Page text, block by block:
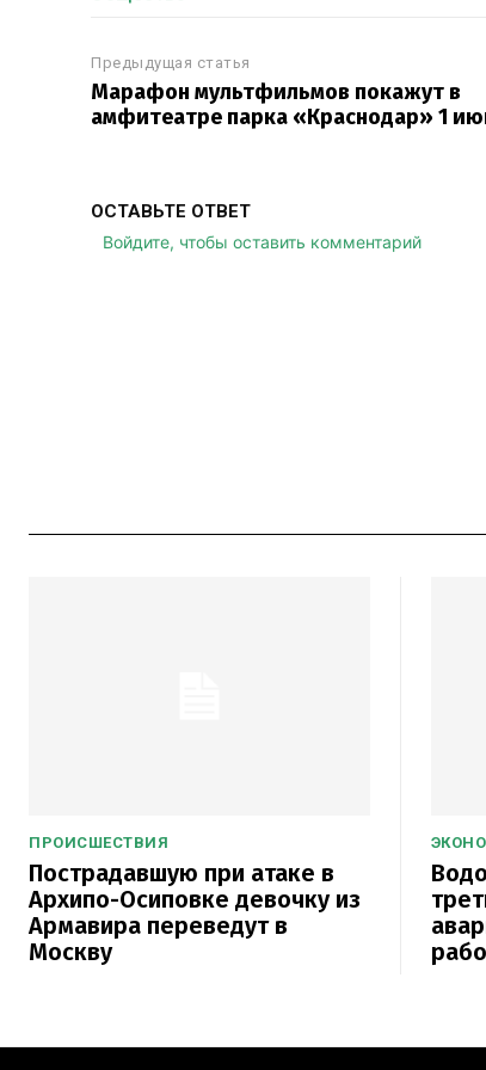
Предыдущая статья
Марафон мультфильмов покажут в
амфитеатре парка «Краснодар» 1
ОСТАВЬТЕ ОТВЕТ
Войдите, чтобы оставить комментарий
ПРОИСШЕСТВИЯ
Пострадавшую при атаке в
Архипо-Осиповке девочку из
Армавира переведут в
Москву